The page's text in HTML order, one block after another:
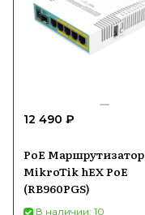
12 490 ₽
PoE Маршрутизатор
MikroTik hEX PoE
(RB960PGS)
В наличии: 10